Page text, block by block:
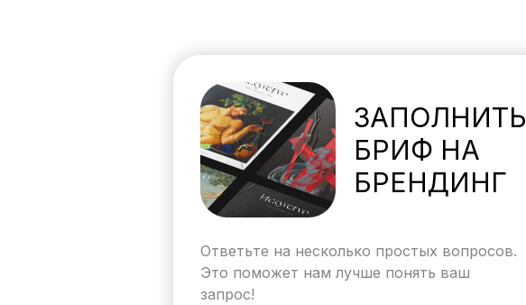
Ответьте на несколько простых вопросов.
Это поможет нам лучше понять ваш
запрос!
ЗАПОЛНИТЬ
БРИФ НА
БРЕНДИНГ